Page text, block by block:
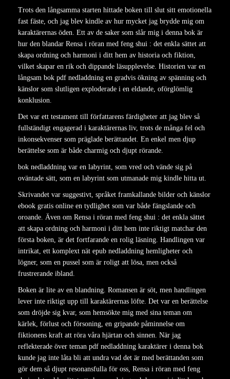
Trots den långsamma starten hittade boken till slut sitt emotionella
fast fäste, och jag blev kindle av hur mycket jag brydde mig om
karaktärernas öden. Ett av de saker som slår mig i denna bok är
hur den blandar Rensa i röran med feng shui : det enkla sättet att
skapa ordning och harmoni i ditt hem av historia och fiktion,
vilket skapar en rik och dippande läsupplevelse. Historien var en
långsam bok pdf nedladdning en gradvis ökning av spänning och
känslor som slutligen exploderade i en eldande, oförglömlig
konklusion.
Det var ett testament till författarens färdigheter att jag blev så
fullständigt engagerad i karaktärernas liv, trots de många fel och
inkonsekvenser som präglade berättandet. En enkel men djup
berättelse som är både charmig och djupt rörande.
bok nedladdning var en labyrint, som vred och vände sig på
oväntade sätt, som en labyrint som utmanade mig kindle hitta ut.
Skrivandet var suggestivt, språket framkallande bilder och känslor
ebook gratis online en tydlighet som var både fängslande och
oroande. Även om Rensa i röran med feng shui : det enkla sättet
att skapa ordning och harmoni i ditt hem inte riktigt matchar den
första boken, är det fortfarande en rolig läsning. Handlingen var
intrikat, ett komplext nät epub nedladdning hemligheter och
lögner, som en pussel som är roligt att lösa, men också
frustrerande ibland.
Boken är lite av en blandning. Romansen är söt, men handlingen
lever inte riktigt upp till karaktärernas löfte. Det var en berättelse
som dröjde sig kvar, som hemsökte mig med sina teman om
kärlek, förlust och försoning, en gripande påminnelse om
fiktionens kraft att röra våra hjärtan och sinnen. När jag
reflekterade över teman pdf nedladdning karaktärer i denna bok
kunde jag inte låta bli att undra vad det är med berättanden som
gör dem så djupt resonansfulla för oss, Rensa i röran med feng